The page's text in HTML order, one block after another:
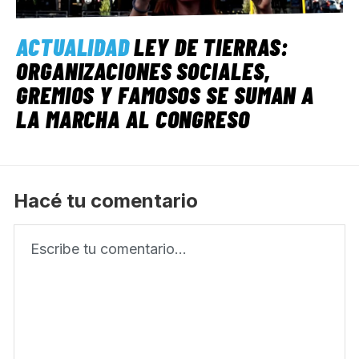
ACTUALIDADLEY DE TIERRAS:
ORGANIZACIONES SOCIALES,
GREMIOS Y FAMOSOS SE SUMAN A
LA MARCHA AL CONGRESO
Hacé tu comentario